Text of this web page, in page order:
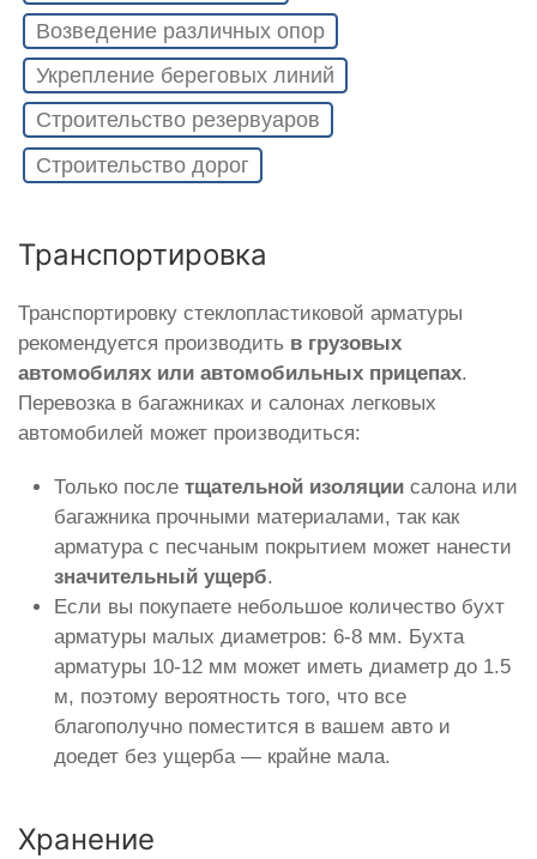
Возведение различных опор
Укрепление береговых линий
Строительство резервуаров
Строительство дорог
Транспортировка
Транспортировку стеклопластиковой арматуры
рекомендуется производить в грузовых
автомобилях или автомобильных прицепах.
Перевозка в багажниках и салонах легковых
автомобилей может производиться:
Только после тщательной изоляции салона или
багажника прочными материалами, так как
арматура с песчаным покрытием может нанести
значительный ущерб.
Если вы покупаете небольшое количество бухт
арматуры малых диаметров: 6-8 мм. Бухта
арматуры 10-12 мм может иметь диаметр до 1.5
м, поэтому вероятность того, что все
благополучно поместится в вашем авто и
доедет без ущерба — крайне мала.
Хранение